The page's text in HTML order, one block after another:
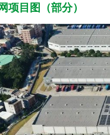
项目图（部分）